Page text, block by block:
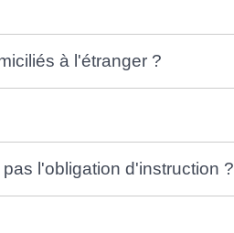
à l'étranger ?
l'obligation d'instruction ?